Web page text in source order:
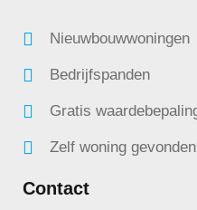
Nieuwbouwwoningen
Bedrijfspanden
Gratis
Zelf woning
Contact